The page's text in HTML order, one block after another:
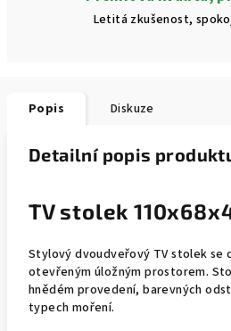
Letitá zkušenost,
Popis Diskuze
Detailní popis
TV stolek
Stylový dvoudveřový TV stolek se
otevřeným úložným prostorem.
hnědém provedení, barevných
typech moření.